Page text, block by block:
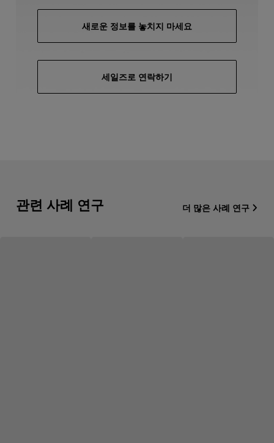
새로운 정보를 놓치지 마세요
세일즈로 연락하기
관련 사례 연구 더 많은 사례 연구